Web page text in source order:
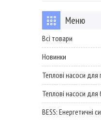
Всі товари
Новинки
Теплові насоси для
Теплові насоси для
BESS: Енергетичні